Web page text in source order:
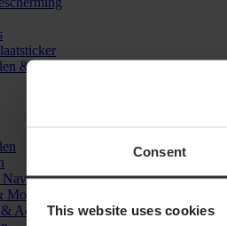
Consent
This website uses cookies
& Stickers
Naven & Lagers
Accessoires